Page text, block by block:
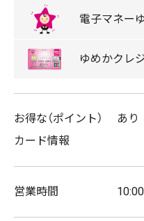
GUは、自由。
◆ジーユーアプリダウン
電子マネー
ゆめかクレ
お得な（ポイント）
カード情報
あり
営業時間